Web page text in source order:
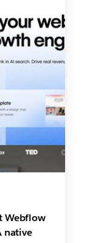
Webflow
native